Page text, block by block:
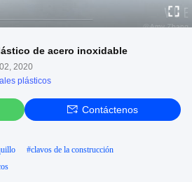
de acero inoxidable
2020
plásticos
Contáctenos
#clavos de la construcción